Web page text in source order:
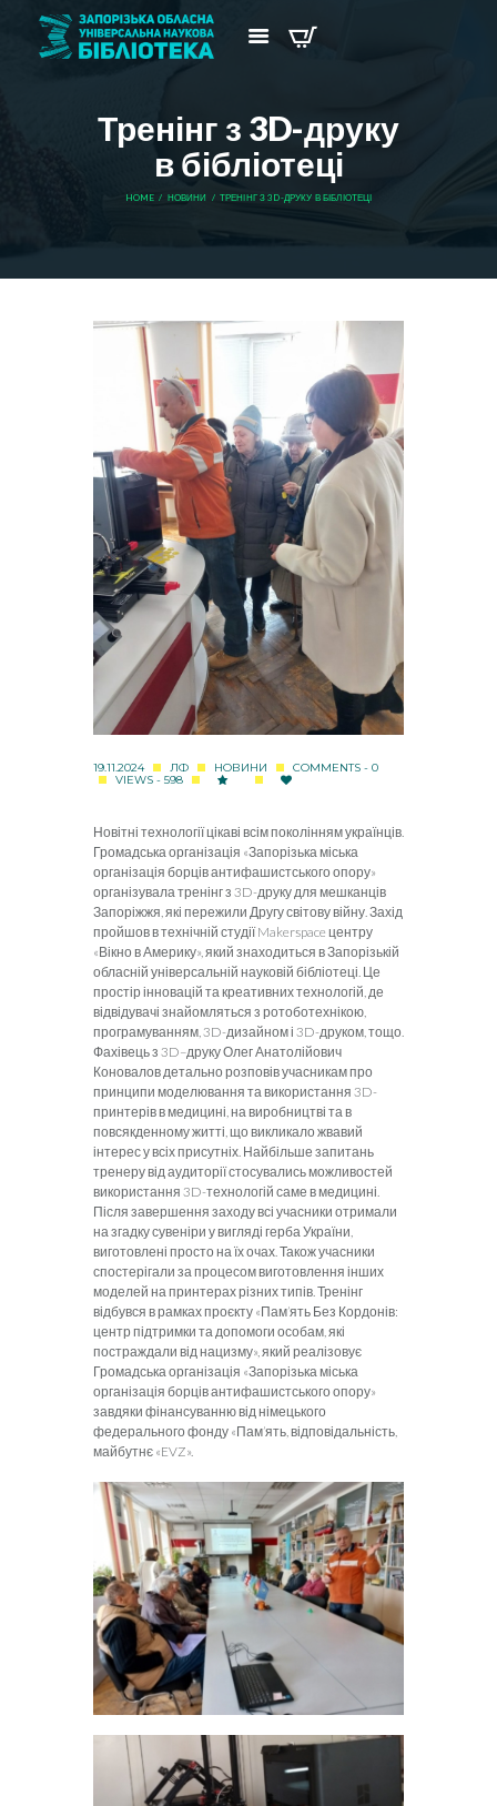
Тренінг з 3D-друку
в бібліотеці
HOME НОВИНИ ТРЕНІНГ З 3D-ДРУКУ В БІБЛІОТЕЦІ
19.11.2024 ЛФ НОВИНИ
COMMENTS - 0
VIEWS - 598
Новітні технології цікаві всім поколінням українців.
Громадська організація «Запорізька міська
організація борців антифашистського опору»
організувала тренінг з 3D-друку для мешканців
Запоріжжя, які пережили Другу світову війну. Захід
пройшов в технічній студіїMakerspace центру
«Вікно в Америку», який знаходиться в Запорізькій
обласній універсальній науковій бібліотеці. Це
простір інновацій та креативних технологій, де
відвідувачі знайомляться з ротоботехнікою,
програмуванням, 3D-дизайном і 3D-друком, тощо.
Фахівець з 3D–друку Олег Анатолійович
Коновалов детально розповів учасникам про
принципи моделювання та використання 3D-
принтерів в медицині, на виробництві та в
повсякденному житті, що викликало жвавий
інтерес у всіх присутніх. Найбільше запитань
тренеру від аудиторії стосувались можливостей
використання 3D-технологій саме в медицині.
Після завершення заходу всі учасники отримали
на згадку сувеніри у вигляді герба України,
виготовлені просто на їх очах. Також учасники
спостерігали за процесом виготовлення інших
моделей на принтерах різних типів. Тренінг
відбувся в рамках проєкту «Пам’ять Без Кордонів:
центр підтримки та допомоги особам, які
постраждали від нацизму», який реалізовує
Громадська організація «Запорізька міська
організація борців антифашистського опору»
завдяки фінансуванню від німецького
федерального фонду «Пам’ять, відповідальність,
майбутнє «EVZ».